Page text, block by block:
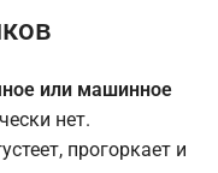
или машинное
нет.
прогоркает и